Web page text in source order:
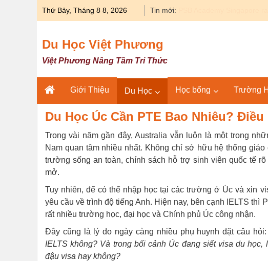
Thứ Bảy, Tháng 8 8, 2026 Tin mới:
Du Học Việt Phương
Việt Phương Nâng Tầm Tri Thức
Giới Thiệu Du Học Học bổng Trường
Du Học Úc Cần PTE Bao Nhiêu?
Trong vài năm gần đây, Australia vẫn luôn là một trong
Nam quan tâm nhiều nhất. Không chỉ sở hữu hệ thống
trường sống an toàn, chính sách hỗ trợ sinh viên quốc tế
mở.
Tuy nhiên, để có thể nhập học tại các trường ở Úc và xin
yêu cầu về trình độ tiếng Anh. Hiện nay, bên cạnh IELTS
rất nhiều trường học, đại học và Chính phủ Úc công nhận.
Đây cũng là lý do ngày càng nhiều phụ huynh đặt câu hỏi:
IELTS không? Và trong bối cảnh Úc đang siết visa du
đậu visa hay không?